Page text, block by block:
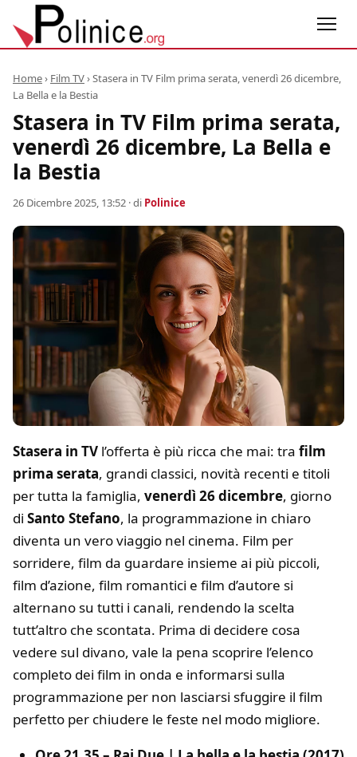
Home› Film TV›Stasera in TV Film prima serata, venerdì 26 dicembre,
La Bella e la Bestia
Stasera in TV Film prima serata,
venerdì 26 dicembre, La Bella e
la Bestia
26 Dicembre 2025, 13:52 · di Polinice
Stasera in TV l’offerta è più ricca che mai: tra film
prima serata, grandi classici, novità recenti e titoli
per tutta la famiglia, venerdì 26 dicembre, giorno
di Santo Stefano, la programmazione in chiaro
diventa un vero viaggio nel cinema. Film per
sorridere, film da guardare insieme ai più piccoli,
film d’azione, film romantici e film d’autore si
alternano su tutti i canali, rendendo la scelta
tutt’altro che scontata. Prima di decidere cosa
vedere sul divano, vale la pena scoprire l’elenco
completo dei film in onda e informarsi sulla
programmazione per non lasciarsi sfuggire il film
perfetto per chiudere le feste nel modo migliore.